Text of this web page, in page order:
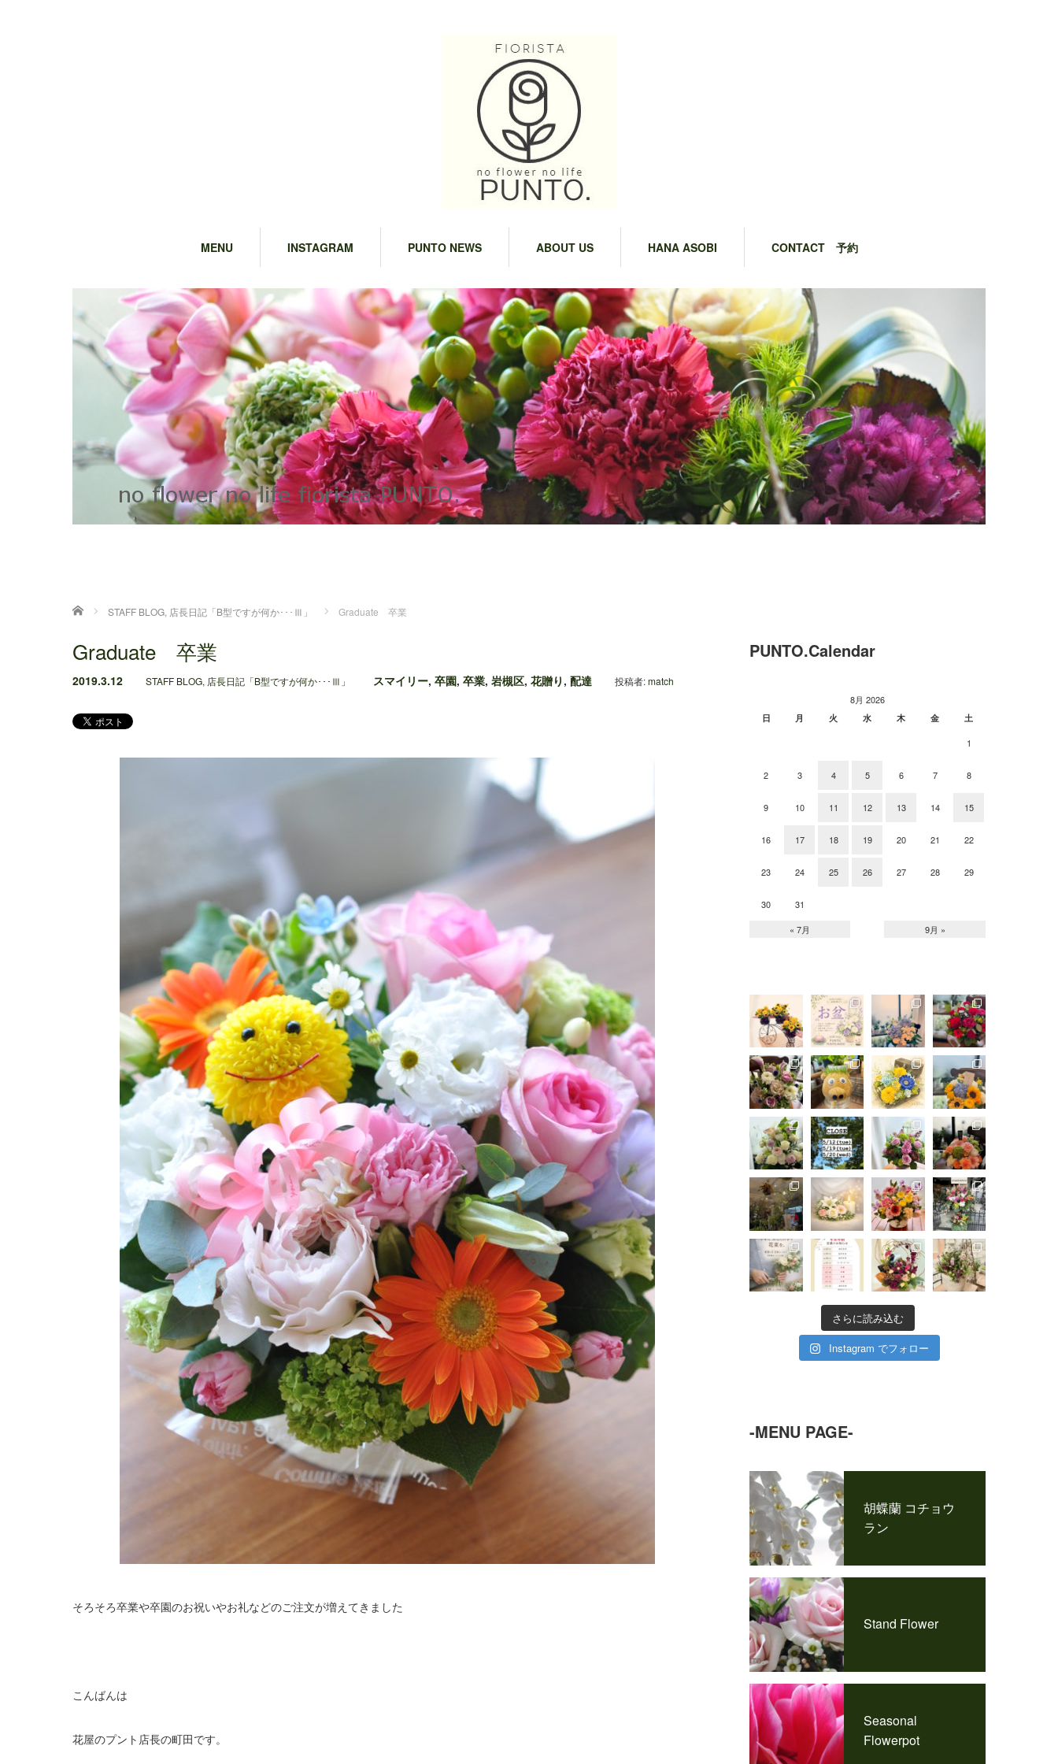
MENU INSTAGRAM PUNTO NEWS ABOUT US HANA ASOBI CONTACT 予約
ホーム STAFF BLOG, 店長日記「B型ですが何か･･･Ⅲ」 Graduate 卒業
Graduate 卒業
2019.3.12 STAFF BLOG, 店長日記「B型ですが何か･･･Ⅲ」 スマイリー, 卒園, 卒業, 岩槻区, 花贈り , 配達 投稿者:match
そろそろ卒業や卒園のお祝いやお礼などのご注文が増えてきました
こんばんは
花屋のプント店長の町田です。
PUNTO.Calendar
8月 2026
日 月 火 水 木 金 土
1
2 3 4 5 6 7 8
9 10 11 12 13 14 15
16 17 18 19 20 21 22
23 24 25 26 27 28 29
30
31
« 7月
9月 »
さらに読み込む
Instagram でフォロー
-MENU PAGE-
胡蝶蘭 コチョウ
ラン
Stand Flower
Seasonal
Flowerpot